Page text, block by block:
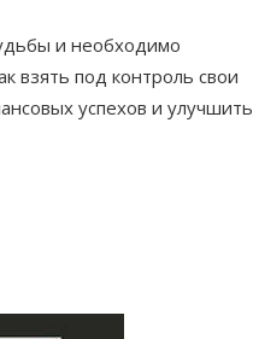
и необходимо
взять под контроль свои
успехов и улучшить